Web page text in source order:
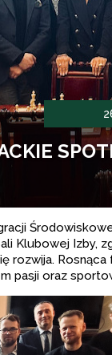
Klubowej
rozwija.
pasji oraz